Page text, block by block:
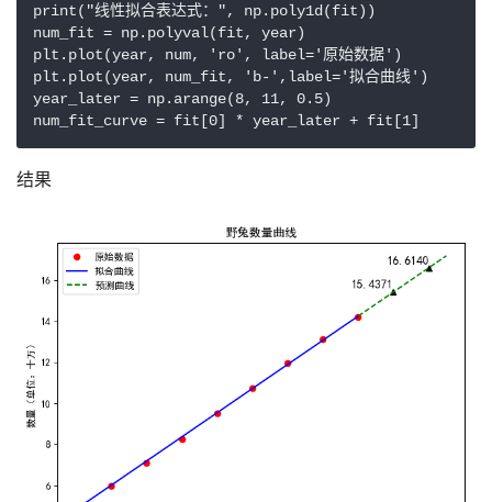
print("线性拟合表达式：", np.poly1d(fit))
num_fit = np.polyval(fit, year)
plt.plot(year, num, 'ro', label='原始数据')
plt.plot(year, num_fit, 'b-',label='拟合曲线')
year_later = np.arange(8, 11, 0.5)
num_fit_curve = fit[0] * year_later + fit[1]
结果